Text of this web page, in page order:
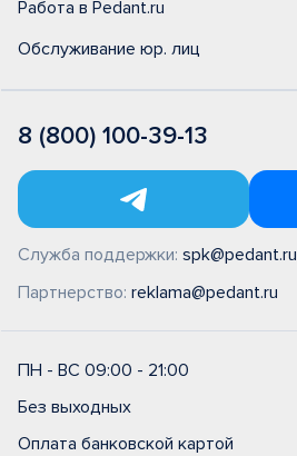
Работа в Pedant.ru
Обслуживание юр. лиц
8 (800) 100-39-13
Служба поддержки: spk@pedant.ru
Партнерство: reklama@pedant.ru
ПН - ВС 09:00 - 21:00
Без выходных
Оплата банковской картой